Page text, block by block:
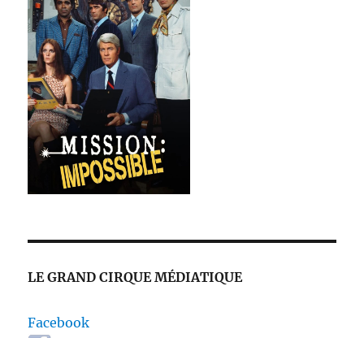
LE GRAND CIRQUE MÉDIATIQUE
Facebook